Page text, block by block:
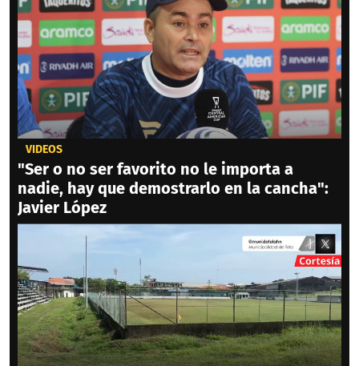
VIDEOS
"Ser o no ser favorito no le importa a
nadie, hay que demostrarlo en la cancha":
Javier López